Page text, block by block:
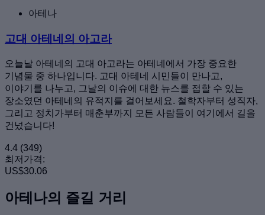
아테나
고대 아테네의 아고라
오늘날 아테네의 고대 아고라는 아테네에서 가장 중요한
기념물 중 하나입니다. 고대 아테네 시민들이 만나고,
이야기를 나누고, 그날의 이슈에 대한 뉴스를 접할 수 있는
장소였던 아테네의 유적지를 걸어보세요. 철학자부터 성직자,
그리고 정치가부터 매춘부까지 모든 사람들이 여기에서 길을
건넜습니다!
4.4 (349)
최저가격:
US$30.06
아테나의 즐길 거리